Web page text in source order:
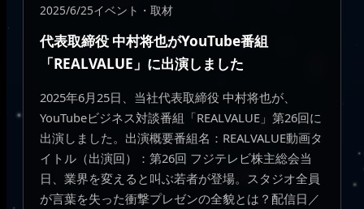
2025/6/25イベント・取材
代表取締役 中村将也がYouTube番組
「REALVALUE」に出演しました
2025年6月25日、当社代表取締役 中村将也が、
YouTubeビジネス対談番組「REALVALUE」第26回に
出演しました。出演概要番組名：REALVALUE動画タ
イトル（出演回）：第26回 フジテレビ株主総会当
日、業界を変えると叫ぶ若者が登場。スタジオ全員
が言葉を失った衝撃プレゼンの全貌とは？配信日／